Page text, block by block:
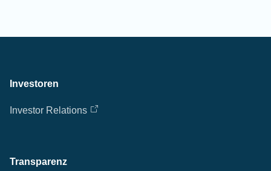
Investoren
Investor Relations
Transparenz